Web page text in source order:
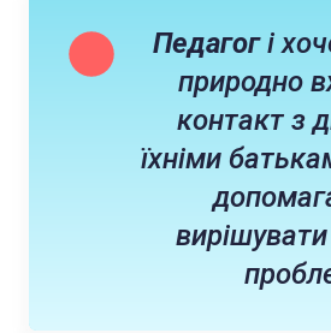
Педагогі
природно
контакт з
їхніми
вирішувати